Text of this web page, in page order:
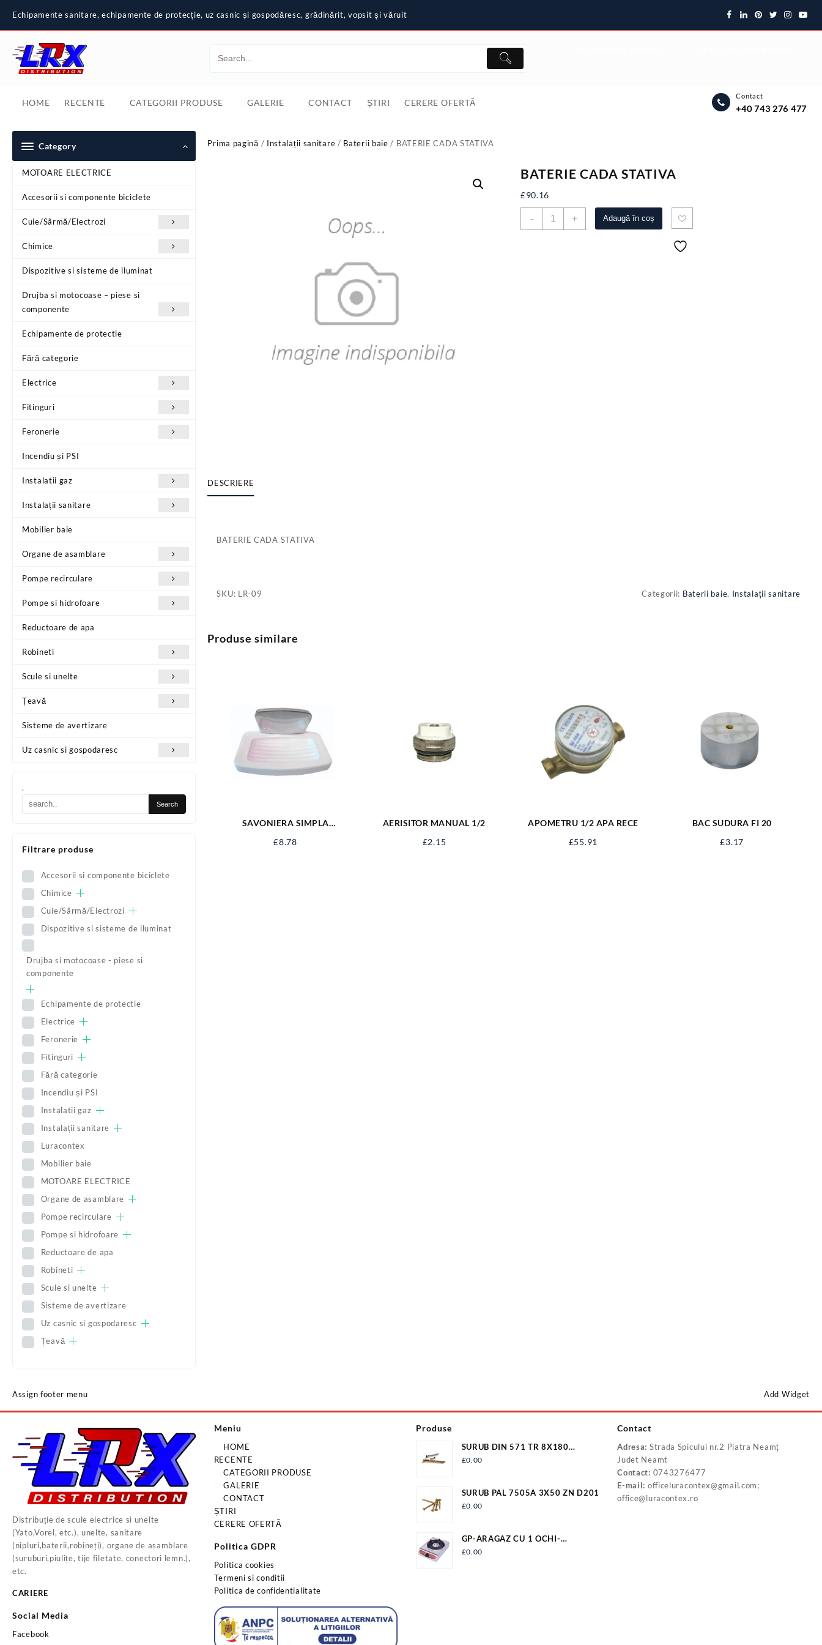
content
Echipamente sanitare, echipamente de protecție, uz casnic și gospodăresc, grădinărit, vopsit și văruit
HOME RECENTE CATEGORII PRODUSE GALERIE CONTACT ȘTIRI CERERE OFERTĂ
Contact
+40 743 276 477
Category
MOTOARE ELECTRICE
Accesorii si componente biciclete
Cuie/Sârmă/Electrozi
Chimice
Dispozitive si sisteme de iluminat
Drujba si motocoase – piese si
componente
Echipamente de protectie
Fără categorie
Electrice
Fitinguri
Feronerie
Incendiu și PSI
Instalatii gaz
Instalații sanitare
Mobilier baie
Organe de asamblare
Pompe recirculare
Pompe si hidrofoare
Reductoare de apa
Robineti
Scule si unelte
Țeavă
Sisteme de avertizare
Uz casnic si gospodaresc
.
Filtrare produse
Accesorii si componente biciclete
Chimice
Cuie/Sârmă/Electrozi
Dispozitive si sisteme de iluminat
Drujba si motocoase - piese si
componente
Echipamente de protectie
Electrice
Feronerie
Fitinguri
Fără categorie
Incendiu și PSI
Instalatii gaz
Instalații sanitare
Luracontex
Mobilier baie
MOTOARE ELECTRICE
Organe de asamblare
Pompe recirculare
Pompe si hidrofoare
Reductoare de apa
Robineti
Scule si unelte
Sisteme de avertizare
Uz casnic si gospodaresc
Țeavă
Prima pagină / Instalații sanitare / Baterii baie / BATERIE CADA STATIVA
BATERIE CADA STATIVA
£90.16
-
Cantitate+ Adaugă în coș
DESCRIERE
BATERIE CADA STATIVA
SKU: LR-09 Categorii: Baterii baie, Instalații sanitare
Produse similare
SAVONIERA SIMPLA
£8.78
AERISITOR MANUAL 1/2
£2.15
APOMETRU 1/2 APA RECE
£55.91
BAC SUDURA FI 20
£3.17
Assign footer menu Add Widget
Distribuție de scule electrice si unelte
(Yato,Vorel, etc.), unelte, sanitare
(nipluri,baterii,robineți), organe de asamblare
(suruburi,piulițe, tije filetate, conectori lemn.),
etc.
CARIERE
Social Media
Facebook
Meniu
HOME
RECENTE
CATEGORII PRODUSE
GALERIE
CONTACT
ȘTIRI
CERERE OFERTĂ
Politica GDPR
Politica cookies
Termeni si conditii
Politica de confidentialitate
Produse
SURUB DIN 571 TR 8X180
ZN/100 S571M8X180
£0.00
SURUB PAL 7505A 3X50 ZN D201
£0.00
GP-ARAGAZ CU 1 OCHI-
APRINDERE QUARTZ
£0.00
Contact
Adresa: Strada Spicului nr.2 Piatra Neamț
Judet Neamt
Contact: 0743276477
E-mail: officeluracontex@gmail.com;
office@luracontex.ro